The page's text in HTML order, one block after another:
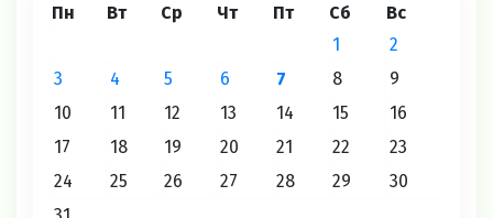
Пн Вт Ср Чт Пт Сб Вс
1
2
3
4 5 6 7 8
9
10
11 12 13 14 15
16
17
18 19 20 21 22
23
24
25 26 27 28 29
30